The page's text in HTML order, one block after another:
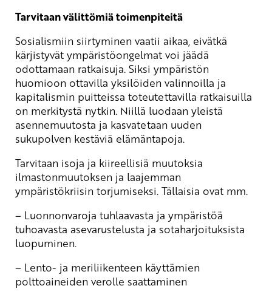
Tarvitaan välittömiä toimenpiteitä
Sosialismiin siirtyminen vaatii aikaa, eivätkä
kärjistyvät ympäristöongelmat voi jäädä
odottamaan ratkaisuja. Siksi ympäristön
huomioon ottavilla yksilöiden valinnoilla ja
kapitalismin puitteissa toteutettavilla ratkaisuilla
on merkitystä nytkin. Niillä luodaan yleistä
asennemuutosta ja kasvatetaan uuden
sukupolven kestäviä elämäntapoja.
Tarvitaan isoja ja kiireellisiä muutoksia
ilmastonmuutoksen ja laajemman
ympäristökriisin torjumiseksi. Tällaisia ovat mm.
– Luonnonvaroja tuhlaavasta ja ympäristöä
tuhoavasta asevarustelusta ja sotaharjoituksista
luopuminen.
– Lento- ja meriliikenteen käyttämien
polttoaineiden verolle saattaminen